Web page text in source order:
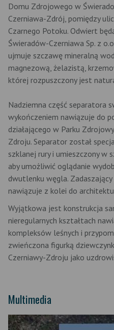
Domu Zdrojowego w
Czerniawa-Zdrój, pomiędzy
Czarnego Potoku. Odwiert
Świeradów-Czerniawa Sp. z
ujmuje szczawę mineralną
magnezową, żelazistą,
której rozpuszczony jest
Nadziemna część separatora
wykończeniem nawiązuje do
działającego w Parku
Zdroju. Separator został
szklanej rury i umieszczony w
aby umożliwić oglądanie
dwutlenku węgla.
nawiązuje z kolei do
Wyjątkowa jest konstrukcja
nieregularnych kształtach
kompleksów leśnych i
zwieńczona figurką
Czerniawy-Zdroju jako
Multimedia